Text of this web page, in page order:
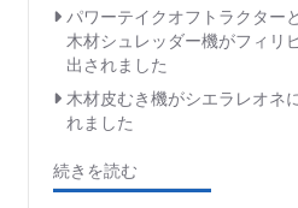
パワーテイクオフトラクター
木材シュレッダー機がフィリ
出されました
木材皮むき機がシエラレオネ
れました
続きを読む